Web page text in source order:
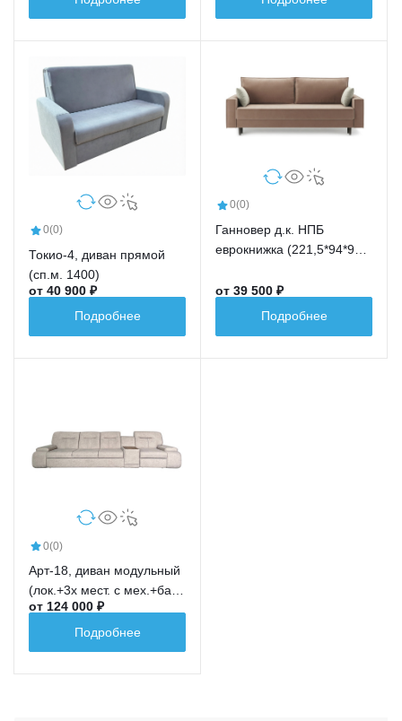
0(0)
Токио-4, диван прямой
(сп.м. 1400)
от 40 900 ₽
Подробнее
0(0)
Ганновер д.к. НПБ
еврокнижка (221,5*94*91,5
от 39 500 ₽
Подробнее
0(0)
Арт-18, диван модульный
(лок.+3х мест. с мех.+бар
новый+ср.кр.+лок.)
от 124 000 ₽
Подробнее